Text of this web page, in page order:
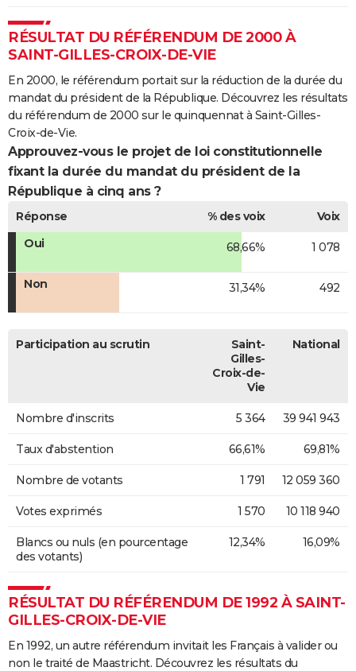
RÉSULTAT DU RÉFÉRENDUM DE 2000 À
SAINT-GILLES-CROIX-DE-VIE
En 2000, le référendum portait sur la réduction de la durée du
mandat du président de la République. Découvrez les résultats
du référendum de 2000 sur le quinquennat à Saint-Gilles-
Croix-de-Vie.
Approuvez-vous le projet de loi constitutionnelle
fixant la durée du mandat du président de la
République à cinq ans ?
Réponse % des voix
Voix
Oui
68,66% 1 078
Non 31,34% 492
Participation au scrutin
Saint-
Gilles-
Croix-de-
Vie
National
Nombre d'inscrits 5 364 39 941 943
Taux d'abstention 66,61% 69,81%
Nombre de votants 1 791 12 059 360
Votes exprimés 1 570 10 118 940
Blancs ou nuls (en pourcentage
des votants)
12,34% 16,09%
RÉSULTAT DU RÉFÉRENDUM DE 1992 À SAINT-
GILLES-CROIX-DE-VIE
En 1992, un autre référendum invitait les Français à valider ou
non le traité de Maastricht. Découvrez les résultats du